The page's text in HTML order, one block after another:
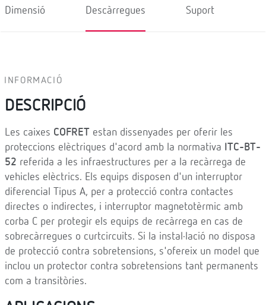
Dimensió Descàrregues Suport
INFORMACIÓ
DESCRIPCIÓ
Les caixes COFRET estan dissenyades per oferir les
proteccions elèctriques d'acord amb la normativa
ITC-BT-
52 referida a les infraestructures per a la recàrrega de
vehicles elèctrics. Els equips disposen d'un interruptor
diferencial Tipus A, per a protecció contra contactes
directes o indirectes, i interruptor magnetotèrmic amb
corba C per protegir els equips de recàrrega en cas de
sobrecàrregues o curtcircuits. Si la instal·lació no disposa
de protecció contra sobretensions, s'ofereix un model que
inclou un protector contra sobretensions tant permanents
com a transitòries.